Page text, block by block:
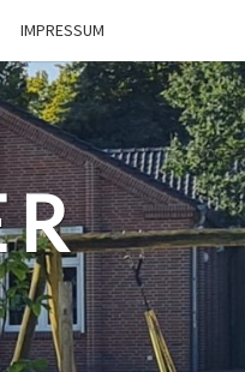
IMPRESSUM